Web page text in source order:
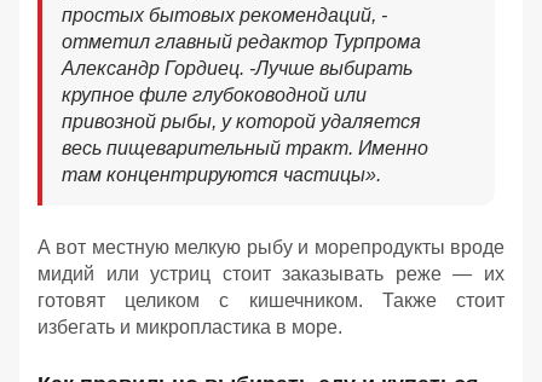
простых бытовых рекомендаций, -
отметил главный редактор Турпрома
Александр Гордиец. -Лучше выбирать
крупное филе глубоководной или
привозной рыбы, у которой удаляется
весь пищеварительный тракт. Именно
там концентрируются частицы».
А вот местную мелкую рыбу и морепродукты вроде
мидий или устриц стоит заказывать реже — их
готовят целиком с кишечником. Также стоит
избегать и микропластика в море.